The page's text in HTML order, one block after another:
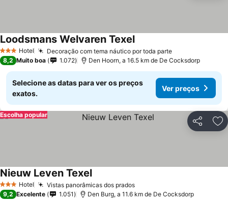
3 EstrelasHotel Decoração com tema náutico por toda parte
Loodsmans Welvaren Texel
8,2 Muito boa 1.072 Den Hoorn, a 16.5 km de De Cocksdorp
Selecione as datas para ver os preços
exatos.
Ver preços
Partilhar
Escolha popular
3 EstrelasHotel Vistas panorâmicas dos prados
Nieuw Leven Texel
9,2 Excelente 1.051 Den Burg, a 11.6 km de De Cocksdorp